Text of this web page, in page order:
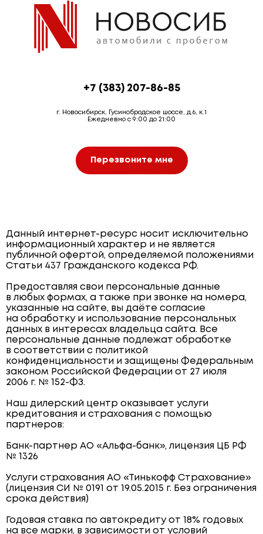
+7 (383) 207-86-85
г. Новосибирск, Гусинобродское шоссе, д.6, к.1
Ежедневно с 9:00 до 21:00
Перезвоните мне
Данный интернет-ресурс носит исключительно
информационный характер и не является
публичной офертой, определяемой положениями
Статьи 437 Гражданского кодекса РФ.
Предоставляя свои персональные данные
в любых формах, а также при звонке на номера,
указанные на сайте, вы даёте согласие
на обработку и использование персональных
данных в интересах владельца сайта. Все
персональные данные подлежат обработке
в соответствии с политикой
конфиденциальности и защищены Федеральным
законом Российской Федерации от 27 июля
2006 г. № 152-ФЗ.
Наш дилерский центр оказывает услуги
кредитования и страхования с помощью
партнеров:
Банк-партнер АО «Альфа-банк», лицензия ЦБ РФ
№ 1326
Услуги страхования АО «Тинькофф Страхование»
(лицензия СИ № 0191 от 19.05.2015 г. Без ограничения
срока действия)
Годовая ставка по автокредиту от 18% годовых
на все марки, в зависимости от условий